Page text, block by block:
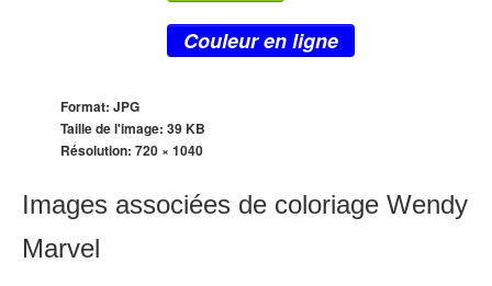
Couleur en ligne
Format: JPG
Taille de l'image: 39 KB
Résolution: 720 × 1040
Images associées de coloriage Wendy
Marvel